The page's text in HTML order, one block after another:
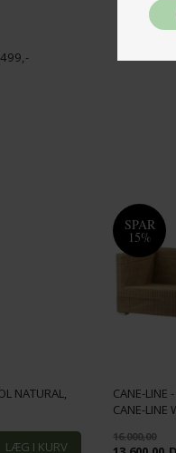
NATURAL,
SPAR
15%
CANE-LINE
CANE-LINE
16.000,00